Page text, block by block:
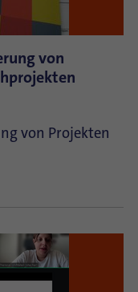
von
von Projekten